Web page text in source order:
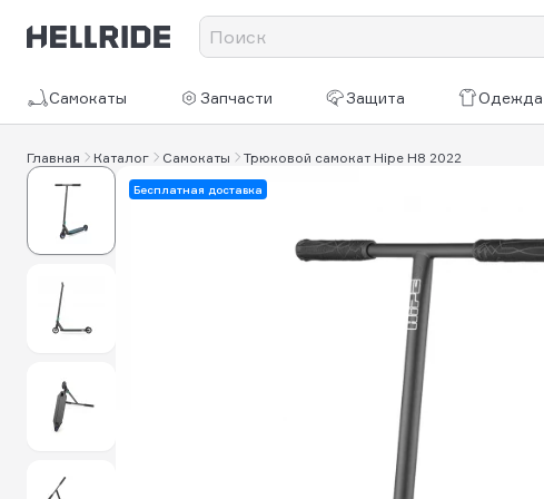
Самокаты Запчасти Защита Одежда
Главная Каталог Самокаты Трюковой самокат Hipe H8 2022
Бесплатная доставка